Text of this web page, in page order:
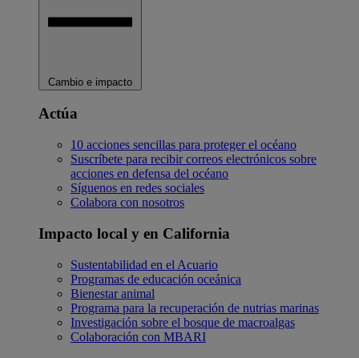
Cambio e impacto
Actúa
10 acciones sencillas para proteger el océano
Suscríbete para recibir correos electrónicos sobre
acciones en defensa del océano
Síguenos en redes sociales
Colabora con nosotros
Impacto local y en California
Sustentabilidad en el Acuario
Programas de educación oceánica
Bienestar animal
Programa para la recuperación de nutrias marinas
Investigación sobre el bosque de macroalgas
Colaboración con MBARI